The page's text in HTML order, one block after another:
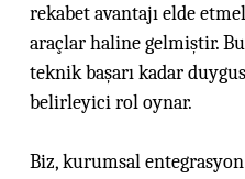
rekabet avantajı elde
araçlar haline gelmiştir.
teknik başarı kadar
belirleyici rol oynar.
Biz, kurumsal